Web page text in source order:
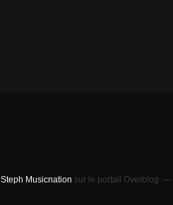
Steph Musicnation sur le portail Overblog